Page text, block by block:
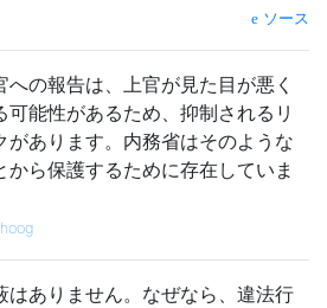
ソース
への報告は、上官が見た目が悪く
可能性があるため、抑制されるリ
があります。内務省はそのような
から保護するために存在していま
はありません。なぜなら、違法行